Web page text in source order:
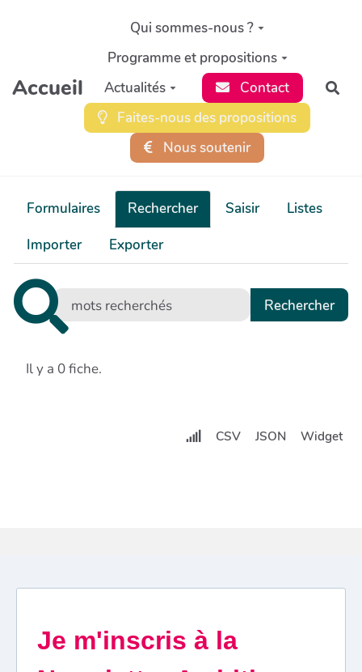
Aller au contenu principal
Accueil
Qui sommes-nous ?
Programme et propositions
Actualités
Contact
Faites-nous des propositions
Nous soutenir
Formulaires Rechercher Saisir
Listes
Importer
Exporter
Il y a 0 fiche.
CSV JSON Widget